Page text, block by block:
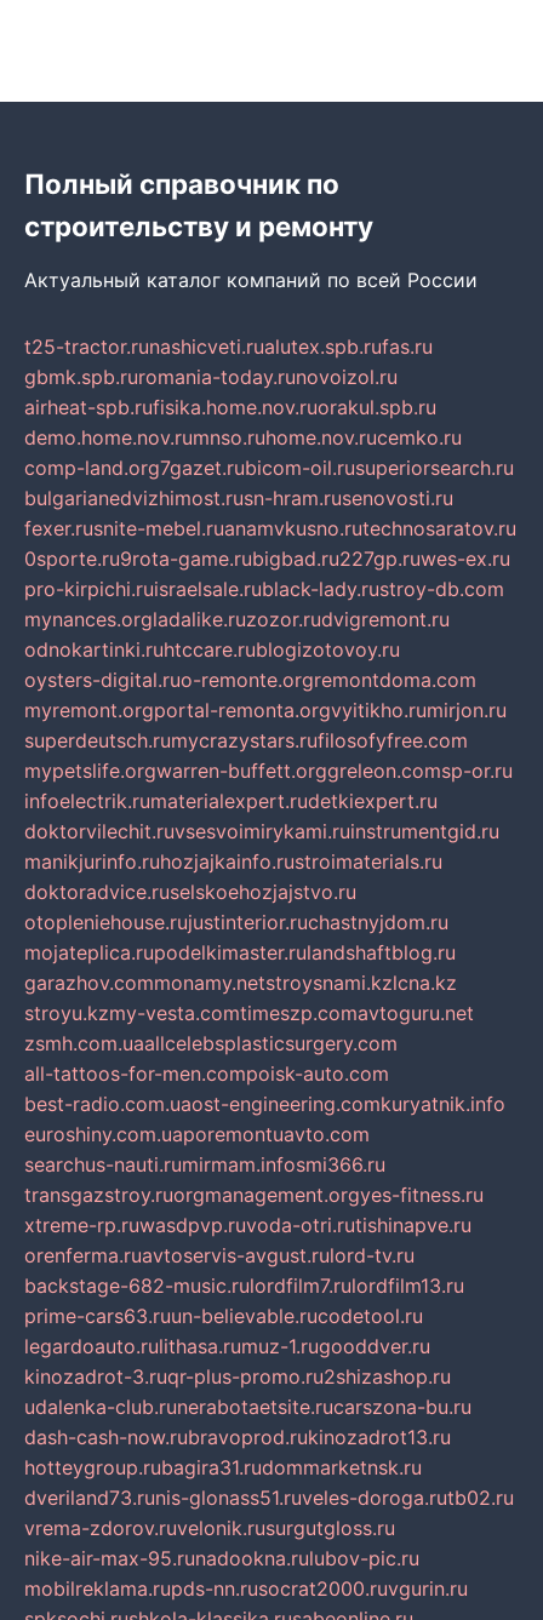
Полный справочник по
строительству и ремонту
Актуальный каталог компаний по всей России
t25-tractor.runashicveti.rualutex.spb.rufas.ru
gbmk.spb.ruromania-today.runovoizol.ru
airheat-spb.rufisika.home.nov.ruorakul.spb.ru
demo.home.nov.rumnso.ruhome.nov.rucemko.ru
comp-land.org7gazet.rubicom-oil.rusuperiorsearch.ru
bulgarianedvizhimost.rusn-hram.rusenovosti.ru
fexer.rusnite-mebel.ruanamvkusno.rutechnosaratov.ru
0sporte.ru9rota-game.rubigbad.ru227gp.ruwes-ex.ru
pro-kirpichi.ruisraelsale.rublack-lady.rustroy-db.com
mynances.orgladalike.ruzozor.rudvigremont.ru
odnokartinki.ruhtccare.rublogizotovoy.ru
oysters-digital.ruo-remonte.orgremontdoma.com
myremont.orgportal-remonta.orgvyitikho.rumirjon.ru
superdeutsch.rumycrazystars.rufilosofyfree.com
mypetslife.orgwarren-buffett.orggreleon.comsp-or.ru
infoelectrik.rumaterialexpert.rudetkiexpert.ru
doktorvilechit.ruvsesvoimirykami.ruinstrumentgid.ru
manikjurinfo.ruhozjajkainfo.rustroimaterials.ru
doktoradvice.ruselskoehozjajstvo.ru
otopleniehouse.rujustinterior.ruchastnyjdom.ru
mojateplica.rupodelkimaster.rulandshaftblog.ru
garazhov.commonamy.netstroysnami.kzlcna.kz
stroyu.kzmy-vesta.comtimeszp.comavtoguru.net
zsmh.com.uaallcelebsplasticsurgery.com
all-tattoos-for-men.compoisk-auto.com
best-radio.com.uaost-engineering.comkuryatnik.info
euroshiny.com.uaporemontuavto.com
searchus-nauti.rumirmam.infosmi366.ru
transgazstroy.ruorgmanagement.orgyes-fitness.ru
xtreme-rp.ruwasdpvp.ruvoda-otri.rutishinapve.ru
orenferma.ruavtoservis-avgust.rulord-tv.ru
backstage-682-music.rulordfilm7.rulordfilm13.ru
prime-cars63.ruun-believable.rucodetool.ru
legardoauto.rulithasa.rumuz-1.rugooddver.ru
kinozadrot-3.ruqr-plus-promo.ru2shizashop.ru
udalenka-club.runerabotaetsite.rucarszona-bu.ru
dash-cash-now.rubravoprod.rukinozadrot13.ru
hotteygroup.rubagira31.rudommarketnsk.ru
dveriland73.runis-glonass51.ruveles-doroga.rutb02.ru
vrema-zdorov.ruvelonik.rusurgutgloss.ru
nike-air-max-95.runadookna.rulubov-pic.ru
mobilreklama.rupds-nn.rusocrat2000.ruvgurin.ru